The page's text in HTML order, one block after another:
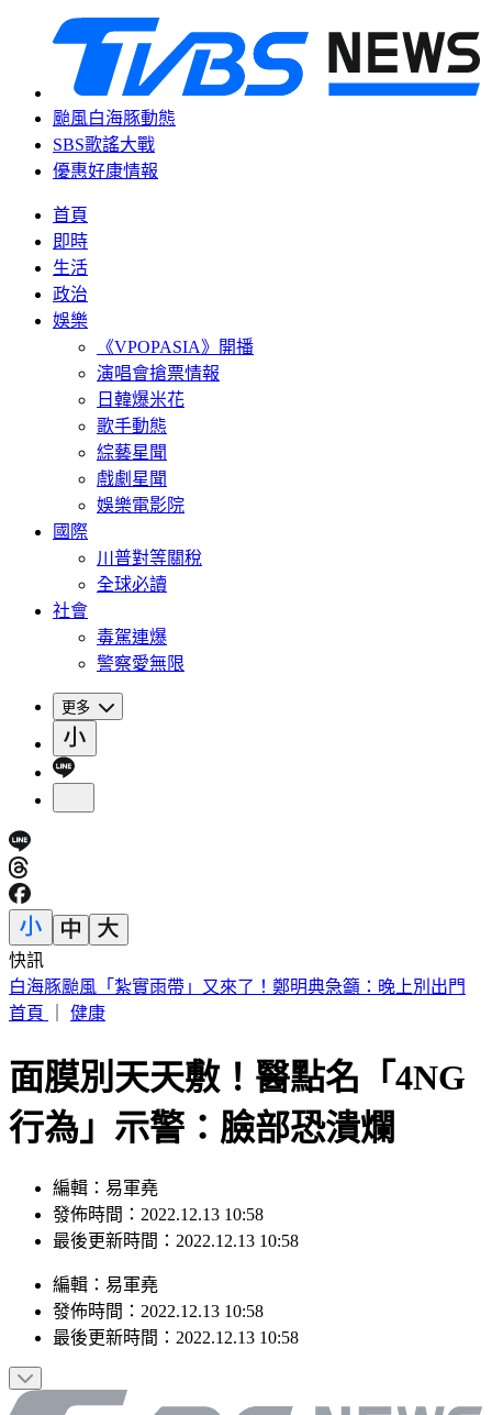
颱風白海豚動態
SBS歌謠大戰
優惠好康情報
首頁
即時
生活
政治
娛樂
《VPOPASIA》開播
演唱會搶票情報
日韓爆米花
歌手動態
綜藝星聞
戲劇星聞
娛樂電影院
國際
川普對等關稅
全球必讀
社會
毒駕連爆
警察愛無限
更多
快訊
別只看台積電！ 外媒點名「2檔AI設備股」快上車
首頁
健康
面膜別天天敷！醫點名「4NG
行為」示警：臉部恐潰爛
編輯：易軍堯
發佈時間：2022.12.13 10:58
最後更新時間：2022.12.13 10:58
編輯 ： 易軍堯
發佈時間： 2022.12.13 10:58
最後更新時間： 2022.12.13 10:58